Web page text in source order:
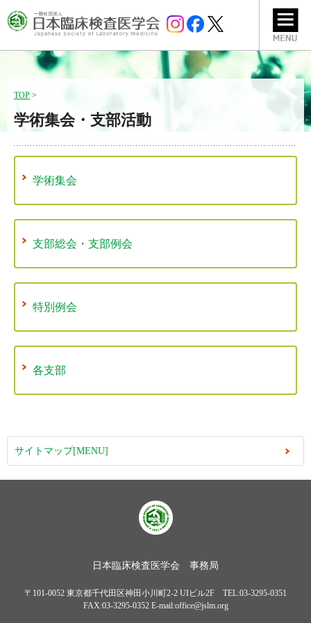
TOP >
学術集会・支部活動
学術集会
支部総会・支部例会
特別例会
各支部
サイトマップ[MENU]
日本臨床検査医学会 事務局
〒101-0052 東京都千代田区神田小川町2-2 UIビル2F TEL:03-3295-0351
FAX:03-3295-0352 E-mail:office@jslm.org